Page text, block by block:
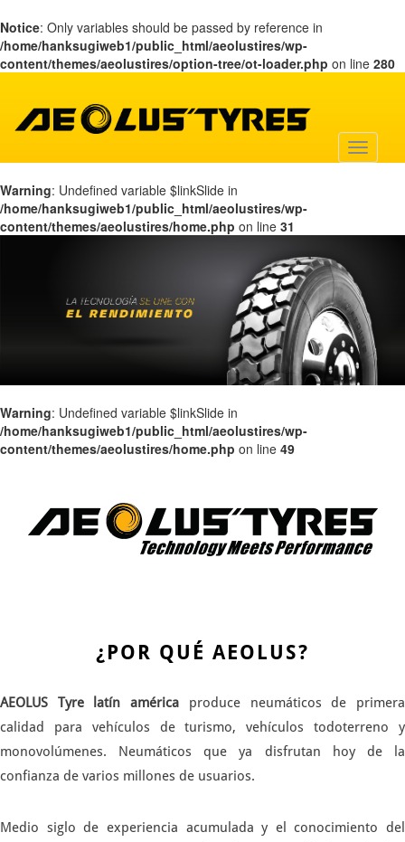
Notice: Only variables should be passed by reference in
/home/hanksugiweb1/public_html/aeolustires/wp-
content/themes/aeolustires/option-tree/ot-loader.php on line 280
Warning: Undefined variable $linkSlide in
/home/hanksugiweb1/public_html/aeolustires/wp-
content/themes/aeolustires/home.php on line 31
Warning: Undefined variable $linkSlide in
/home/hanksugiweb1/public_html/aeolustires/wp-
content/themes/aeolustires/home.php on line 49
¿POR QUÉ AEOLUS?
AEOLUS Tyre latín américa produce neumáticos de primera
calidad para vehículos de turismo, vehículos todoterreno y
monovolúmenes. Neumáticos que ya disfrutan hoy de la
confianza de varios millones de usuarios.
Medio siglo de experiencia acumulada y el conocimiento del